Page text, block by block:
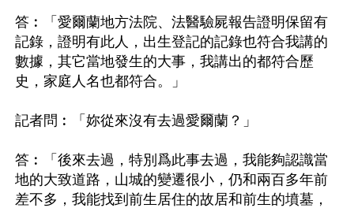
答︰「愛爾蘭地方法院、法醫驗屍報告證明保留有
記錄，證明有此人，出生登記的記錄也符合我講的
數據，其它當地發生的大事，我講出的都符合歷
史，家庭人名也都符合。」
記者問︰「妳從來沒有去過愛爾蘭？」
答︰「後來去過，特別爲此事去過，我能夠認識當
地的大致道路，山城的變遷很小，仍和兩百多年前
差不多，我能找到前生居住的故居和前生的墳墓，